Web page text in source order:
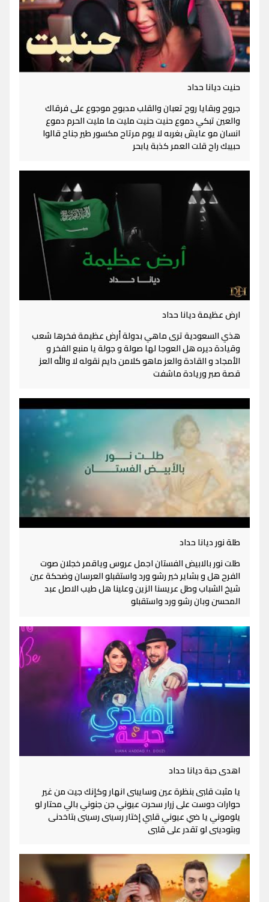
حنيت ديانا حداد
جروح وبقايا روح تعبان والقلب مدبوح موجوع على فرقاك
والعين تبكي دموع حنيت حنيت مليت ما مليت الحرم دموع
انسان مو عايش بغربه لا يوم مرتاح مكسور طير جناح قالوا
حبيبك راح قلت العمر كذبة يابحر
ارض عظيمة ديانا حداد
هذي السعودية ترى ماهي بدولة أرض عظيمة فخرها شعب
وقيادة ديره هل العوجا لها صولة و جولة يا منبع الفخر و
الأمجاد و القادة والعز ماهو كلامن دايم نقوله لا والله العز
قصة صبر وريادة ماشفت
طلة نور ديانا حداد
طلت نور بالابيض الفستان اجمل عروس وياقمر خجلان صوت
الفرح هل و بشاير خير رشو ورد واستقبلو العرسان وضحكة عين
شيخ الشباب وطل عريسنا الزين وعلينا هل طيب الاصل عبد
المحسن وبان رشو ورد واستقبلو
اهدى حبة ديانا حداد
يا مثبت قلبى بنظرة عين وسايبنى انهار وكإنك جيت من غير
حوارات دوست على زرار سحرت عيوني جن جنوني بالي محتار لو
يلوموني يا ضي عيوني قلبي إختار رسينى رسينى بتاخدنى
وبتودينى لو تقدر على قلبى